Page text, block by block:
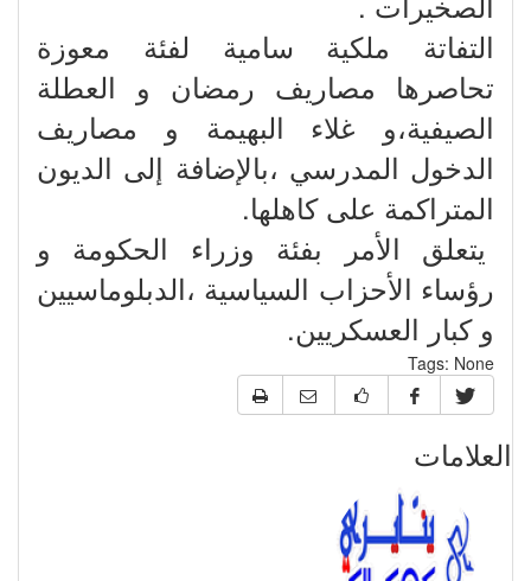
التفاتة ملكية سامية لفئة معوزة
تحاصرها مصاريف رمضان و العطلة
الصيفية،و غلاء البهيمة و مصاريف
الدخول المدرسي ،بالإضافة إلى الديون
المتراكمة على كاهلها.
يتعلق الأمر بفئة وزراء الحكومة و
رؤساء الأحزاب السياسية ،الدبلوماسيين
و كبار العسكريين.
Tags: None
العلامات